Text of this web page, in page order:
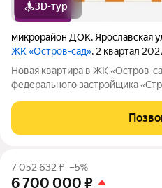
3D-тур
микрорайон ДОК, Ярославская
ЖК «Остров-сад», 2 квартал
Новая квартира в ЖК «Остров-
федерального застройщика
Девелопмент. Площадь
7 052 632₽ –5%
6 700 000 ₽